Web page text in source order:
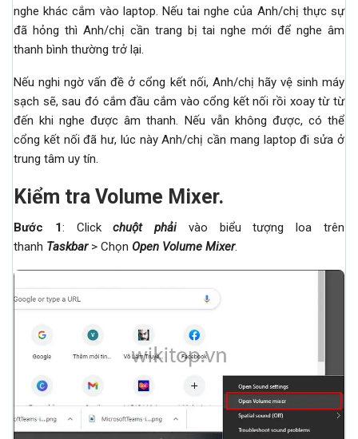
nghe khác cắm vào laptop. Nếu tai nghe của Anh/chị thực sự
đã hỏng thì Anh/chị cần trang bị tai nghe mới để nghe âm
thanh bình thường trở lại.
Nếu nghi ngờ vấn đề ở cổng kết nối, Anh/chị hãy vệ sinh máy
sạch sẽ, sau đó cắm đầu cắm vào cổng kết nối rồi xoay từ từ
đến khi nghe được âm thanh. Nếu vẫn không được, có thể
cổng kết nối đã hư, lúc này Anh/chị cần mang laptop đi sửa ở
trung tâm uy tín.
Kiểm tra Volume Mixer.
Bước 1: Clickchuột phải
vào biểu tượng loa trên
thanh Taskbar> Chọn Open Volume Mixer.